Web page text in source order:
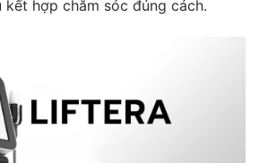
kết hợp chăm sóc đúng cách.